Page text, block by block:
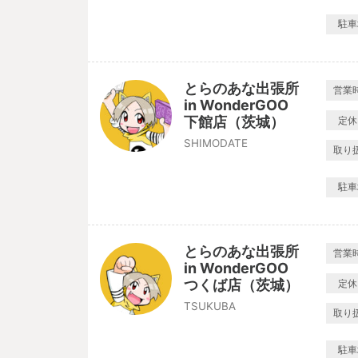
駐
とらのあな出張所
in WonderGOO
下館店（茨城）
SHIMODATE
営業
定
取り
駐
とらのあな出張所
in WonderGOO
つくば店（茨城）
TSUKUBA
営業
定
取り
駐